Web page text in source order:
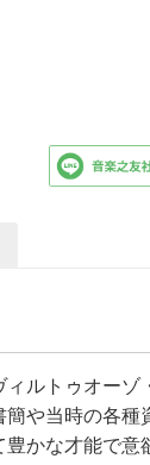
ルトゥオー
や当時の各
かな才能で